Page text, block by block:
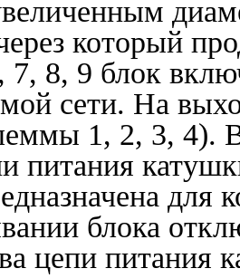
который
8, 9 блок
сети. На
1, 2, 3, 4).
питания
для
блока
цепи питания